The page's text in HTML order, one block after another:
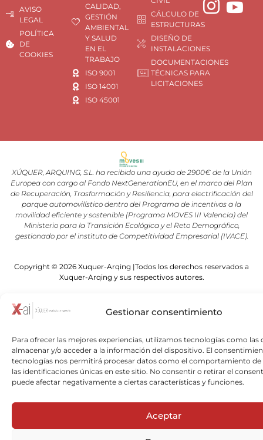
Gestionar consentimiento
Para ofrecer las mejores experiencias, utilizamos tecnologías como las
almacenar y/o acceder a la información del dispositivo. El
tecnologías nos permitirá procesar datos como el comportamiento de
las identificaciones únicas en este sitio. No consentir o retirar el
puede afectar negativamente a ciertas características y funciones.
Aceptar
AVISO
LEGAL
POLÍTICA
DE
COOKIES
CALIDAD,
GESTIÓN
AMBIENTAL
Y SALUD
EN EL
TRABAJO
ISO 9001
ISO 14001
ISO 45001
CÁLCULO DE
ESTRUCTURAS
DISEÑO DE
INSTALACIONES
DOCUMENTACIONES
TÉCNICAS PARA
LICITACIONES
XÚQUER, ARQUING, S.L. ha recibido una ayuda de 2900€ de la Unión
Europea con cargo al Fondo NextGenerationEU, en el marco del Plan
de Recuperación, Trasformación y Resiliencia, para electrificación del
parque automovilístico dentro del Programa de incentivos a la
movilidad eficiente y sostenible (Programa MOVES III Valencia) del
Ministerio para la Transición Ecológica y el Reto Demográfico,
gestionado por el instituto de Competitividad Empresarial (IVACE).
Copyright © 2026 Xuquer-Arqing |Todos los derechos reservados a
Xuquer-Arqing y sus respectivos autores.